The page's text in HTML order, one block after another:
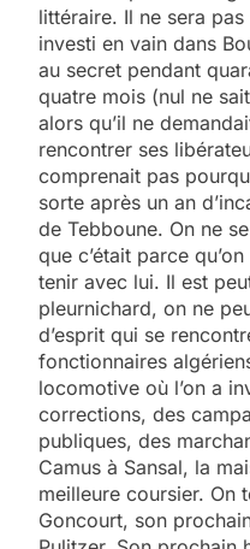
littéraire. Il ne sera
investi en vain dans
au secret pendant
quatre mois (nul ne
alors qu’il ne
rencontrer ses
comprenait pas
sorte après un an
de Tebboune. On ne
que c’était parce
tenir avec lui. Il est
pleurnichard, on ne
d’esprit qui se
fonctionnaires
locomotive où l’on a
corrections, des
publiques, des
Camus à Sansal, la
meilleure coursier. On
Goncourt, son